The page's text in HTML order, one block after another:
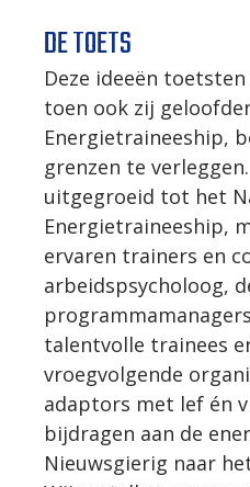
DE TOETS
Deze ideeën
toen ook zij
Energietraineeship,
grenzen te
uitgegroeid tot het
Energietraineeship,
ervaren trainers en
arbeidspsycholoog,
talentvolle trainees
vroegvolgende
adaptors met lef én
bijdragen aan de
Nieuwsgierig naar